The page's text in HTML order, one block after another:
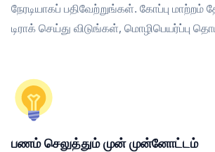
நேரடியாகப் பதிவேற்றுங்கள். கோப்பு
டிராக் செய்து விடுங்கள், மொழிபெயர்ப்பு
பணம் செலுத்தும் முன் முன்னோட்டம்